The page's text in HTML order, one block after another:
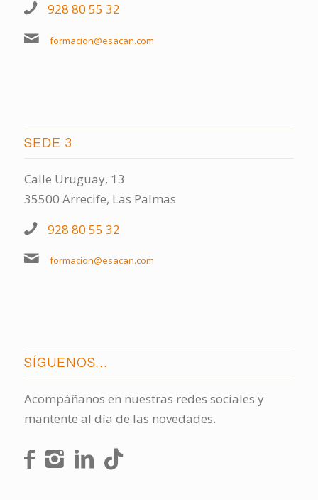
928 80 55 32
formacion@esacan.com
SEDE 3
Calle Uruguay, 13
35500 Arrecife, Las Palmas
928 80 55 32
formacion@esacan.com
SÍGUENOS…
Acompáñanos en nuestras redes sociales y
mantente al día de las novedades.